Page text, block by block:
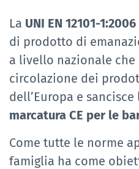
La UNI EN 12101-1:2006
di prodotto di
a livello nazionale
circolazione dei
dell’Europa e sancisce
marcatura CE per le
Come tutte le norme
famiglia ha come